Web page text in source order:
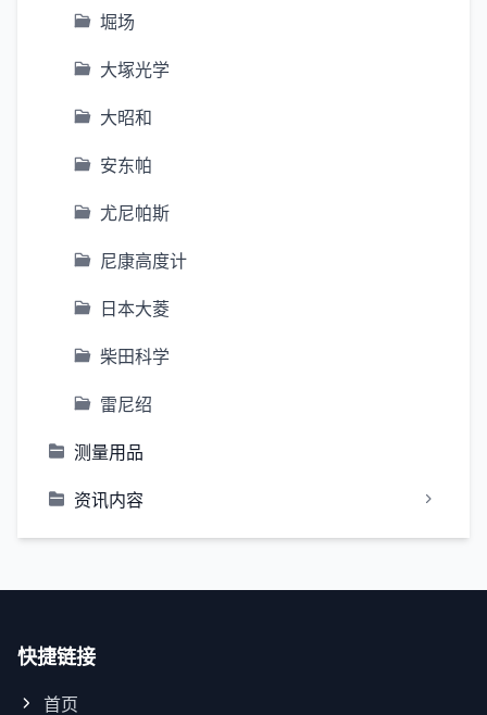
堀场
大塚光学
大昭和
安东帕
尤尼帕斯
尼康高度计
日本大菱
柴田科学
雷尼绍
测量用品
资讯内容
快捷链接
首页